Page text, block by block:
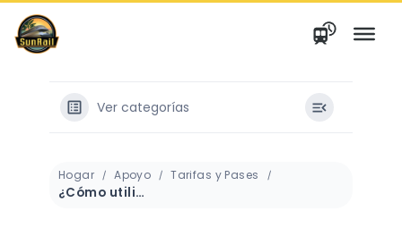
saltar
contenido
Ver categorías
Hogar Apoyo Tarifas y Pases
¿Cómo utilizar la función “interactiva” de un billete móvil?